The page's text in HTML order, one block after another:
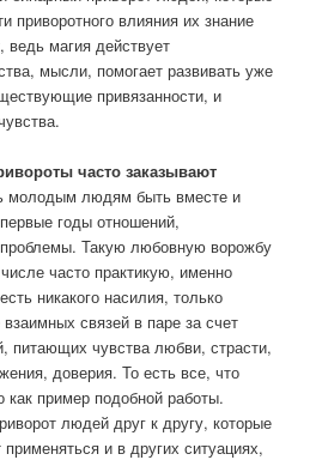
приворотного влияния их знание
ведь магия действует
мысли, помогает развивать уже
привязанности, и
часто заказывают
молодым людям быть вместе и
годы отношений,
Такую любовную ворожбу
часто практикую, именно
никакого насилия, только
связей в паре за счет
питающих чувства любви, страсти,
доверия. То есть все, что
пример подобной работы.
людей друг к другу, которые
и в других ситуациях,